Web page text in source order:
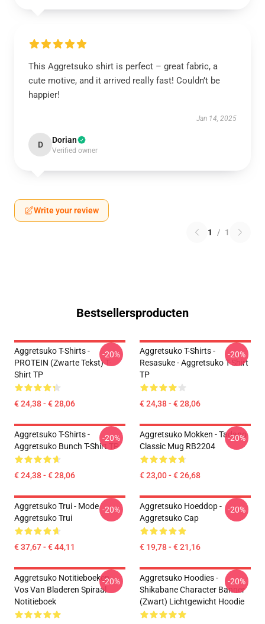
This Aggretsuko shirt is perfect – great fabric, a
cute motive, and it arrived really fast! Couldn’t be
happier!
Jan 14, 2025
D Dorian
Verified owner
Write your review
1 / 1
Bestsellersproducten
Aggretsuko T-Shirts -
PROTEIN (zwarte Tekst) T-
Shirt TP
€ 24,38 - € 28,06
-20%
Aggretsuko T-Shirts -
Resasuke - Aggretsuko T-Shirt
TP
€ 24,38 - € 28,06
-20%
Aggretsuko T-Shirts -
Aggretsuko Bunch T-Shirt TP
€ 24,38 - € 28,06
-20%
Aggretsuko Mokken - Tadano
Classic Mug RB2204
€ 23,00 - € 26,68
-20%
Aggretsuko Trui - Mode
Aggretsuko Trui
€ 37,67 - € 44,11
-20%
Aggretsuko Hoeddop -
Aggretsuko Cap
€ 19,78 - € 21,16
-20%
Aggretsuko Notitieboeken -
Vos Van Bladeren Spiraal
Notitieboek
-20%
Aggretsuko Hoodies -
Shikabane Character Banner
(Zwart) Lichtgewicht Hoodie
-20%